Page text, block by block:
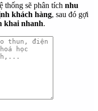
thống sẽ phân tích nhu
khách hàng, sau đó gợi
khai nhanh.